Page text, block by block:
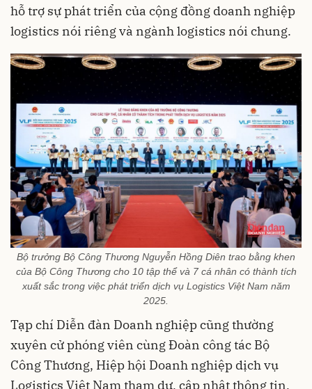
hỗ trợ sự phát triển của cộng đồng doanh nghiệp
logistics nói riêng và ngành logistics nói chung.
Bộ trưởng Bộ Công Thương Nguyễn Hồng Diên trao bằng khen
của Bộ Công Thương cho 10 tập thể và 7 cá nhân có thành tích
xuất sắc trong việc phát triển dịch vụ Logistics Việt Nam năm
2025.
Tạp chí Diễn đàn Doanh nghiệp cũng thường
xuyên cử phóng viên cùng Đoàn công tác Bộ
Công Thương, Hiệp hội Doanh nghiệp dịch vụ
Logistics Việt Nam tham dự, cập nhật thông tin,